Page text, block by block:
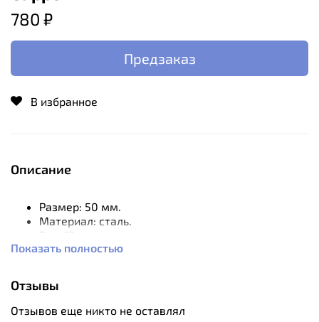
780 ₽
Предзаказ
В избранное
Описание
Размер: 50 мм.
Материал: сталь.
Вес: 13 г.
Показать полностью
Отзывы
Отзывов еще никто не оставлял